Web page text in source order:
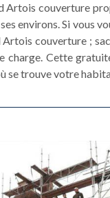
couverture
environs. Si vous
couverture ;
charge. Cette
se trouve votre